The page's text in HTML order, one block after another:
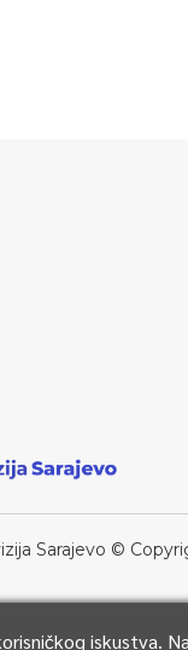
Sarajevo ©
iskustva.